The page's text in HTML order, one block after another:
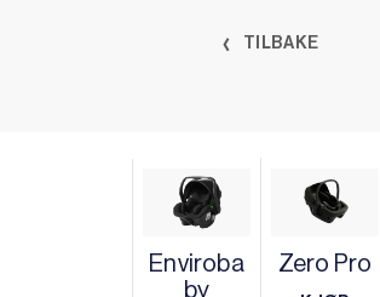
TILBAKE
Enviroba
by
Zero Pro